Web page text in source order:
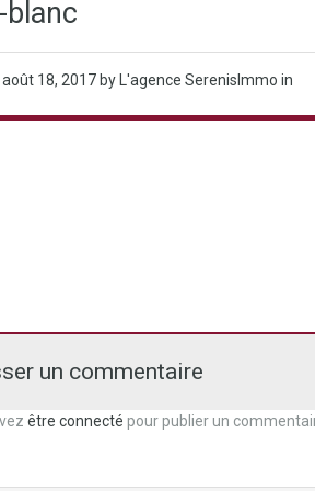
blanc
août 18, 2017 by L'agence SerenisImmo in
un commentaire
être connecté pour publier un